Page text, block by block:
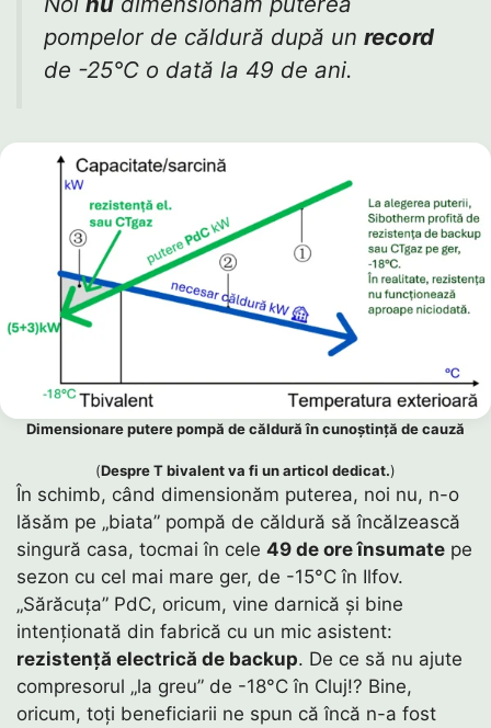
pompelor de căldură după un record
de -25°C o dată la 49 de ani.
Dimensionare putere pompă de căldură în cunoștință de cauză
(Despre T bivalent va fi un articol dedicat.)
În schimb, când dimensionăm puterea, noi nu, n-o
lăsăm pe „biata” pompă de căldură să încălzească
singură casa, tocmai în cele 49 de ore însumate pe
sezon cu cel mai mare ger, de -15°C în Ilfov.
„Sărăcuța” PdC, oricum, vine darnică și bine
intenționată din fabrică cu un mic asistent:
rezistență electrică de backup. De ce să nu ajute
compresorul „la greu” de -18°C în Cluj!? Bine,
oricum, toți beneficiarii ne spun că încă n-a fost